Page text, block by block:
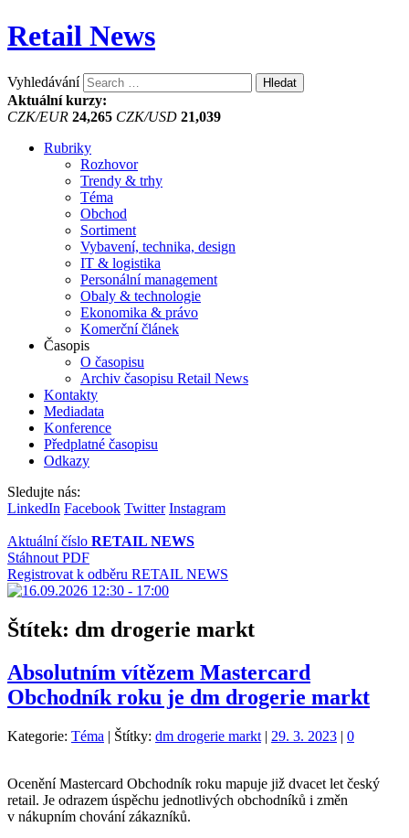
Retail News
Vyhledávání
Aktuální kurzy:
CZK/EUR 24,265 CZK/USD 21,039
Rubriky
Rozhovor
Trendy & trhy
Téma
Obchod
Sortiment
Vybavení, technika, design
IT & logistika
Personální management
Obaly & technologie
Ekonomika & právo
Komerční článek
Časopis
O časopisu
Archiv časopisu Retail News
Kontakty
Mediadata
Konference
Předplatné časopisu
Odkazy
Sledujte nás:
LinkedIn Facebook Twitter Instagram
Aktuální číslo RETAIL NEWS
Stáhnout PDF
Registrovat k odběru RETAIL NEWS
Štítek: dm drogerie markt
Absolutním vítězem Mastercard
Obchodník roku je dm drogerie markt
Kategorie: Téma | Štítky: dm drogerie markt | 29. 3. 2023 | 0
Ocenění Mastercard Obchodník roku mapuje již dvacet let český
retail. Je odrazem úspěchu jednotlivých obchodníků i změn
v nákupním chování zákazníků.